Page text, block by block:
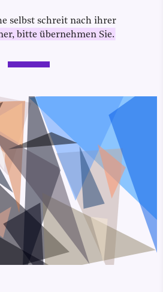
selbst schreit nach ihrer
bitte übernehmen Sie.